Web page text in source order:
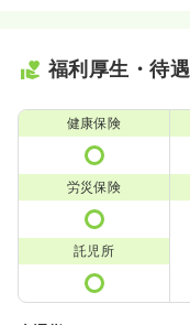
福利厚生・待遇
健康保険
労災保険
託児所